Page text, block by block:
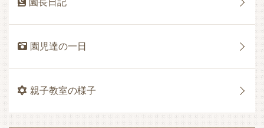
園長日記
園児達の一日
親子教室の様子